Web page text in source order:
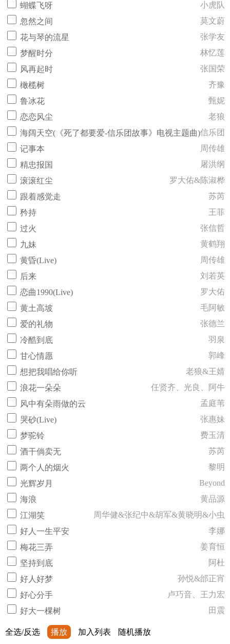
蝴蝶飞呀
小虎队
忽然之间
莫文蔚
花与琴的流星
张学友
梦醒时分
林忆莲
风再起时
张国荣
橄榄树
齐豫
鲁冰花
甄妮
恋恋风尘
老狼
海阔天空(《死了都要爱-信乐团故事》电视主题曲)信乐团
记事本
周传雄
精忠报国
屠洪纲
滚滚红尘
罗大佑&陈淑桦
跟着感觉走
苏芮
矜持
王菲
过火
张信哲
九妹
黄鹤翔
黄昏(Live)
周传雄
后来
刘若英
恋曲1990(Live)
罗大佑
黄土高坡
毛阿敏
爱的礼物
张德兰
冷酷到底
羽泉
甘心情愿
郭峰
想把我唱给你听
老狼&王婧
浪花一朵朵
任贤齐、光良、阿牛
风中有朵雨做的云
孟庭苇
哭砂(Live)
张惠妹
梦驼铃
费玉清
酒干倘卖无
苏芮
两个人的烟火
黎明
光辉岁月
Beyond
海浪
黄品源
江湖笑
周华健&张纪中&胡军&黄晓明&小虫
好人一生平安
李娜
梅花三弄
姜育恒
坚持到底
阿杜
好人好梦
孙悦&邰正宵
好心分手
卢巧音、王力宏
好大一棵树
田震
全选/反选 播放 加入列表 随机播放